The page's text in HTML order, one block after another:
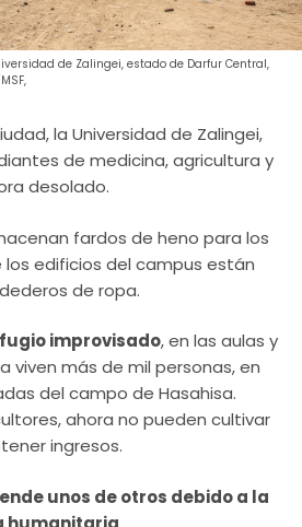
de Zalingei, estado de Darfur Central,
la Universidad de Zalingei,
de medicina, agricultura y
desolado.
fardos de heno para los
los edificios del campus están
de ropa.
improvisado, en las aulas y
viven más de mil personas, en
del campo de Hasahisa.
ahora no pueden cultivar
ingresos.
unos de otros debido a la